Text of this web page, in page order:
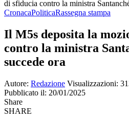
di sfiducia contro la ministra
CronacaPoliticaRassegna stampa
Il M5s deposita la
contro la ministra
succede ora
Autore: Redazione Visualizzazioni:
Pubblicato il: 20/01/2025
Share
SHARE